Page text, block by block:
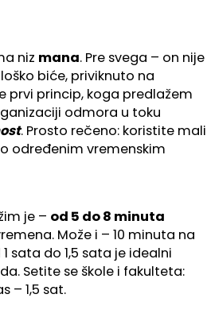
niz mana. Pre svega – on nije
biće, priviknuto na
prvi princip, koga predlažem
odmora u toku
. Prosto rečeno: koristite mali
određenim vremenskim
je – od 5 do 8 minuta
Može i – 10 minuta na
sata do 1,5 sata je idealni
Setite se škole i fakulteta:
– 1,5 sat.